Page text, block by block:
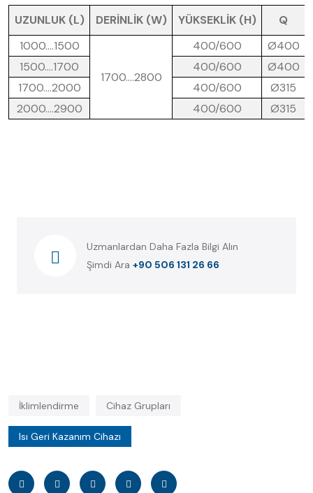
UZUNLUK (L) DERİNLİK (W) YÜKSEKLİK (H) Q
1000….1500
1700….2800
400/600
Ø400
1500….1700
400/600
Ø400
1700….2000
400/600
Ø315
2000….2900
400/600 Ø315
Uzmanlardan Daha Fazla Bilgi Alın
Şimdi Ara +90 506 131 26 66
İklimlendirme Cihaz Grupları
Isı Geri Kazanım Cihazı